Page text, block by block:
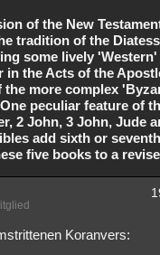
of the New
tradition of the
some lively
in the Acts of the
more complex
peculiar feature of
2 John, 3 John, Jude
add sixth or
five books to a
Koranvers: